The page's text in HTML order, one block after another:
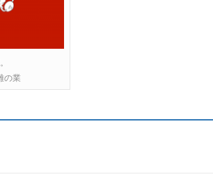
の業